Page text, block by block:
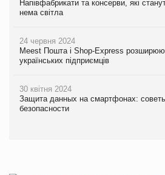
Напівфабрикати та консерви, які
нема світла
24 червня 2024
Meest Пошта і Shop-Express
українських підприємців
30 квітня 2024
Защита данных на смартфонах:
безопасности